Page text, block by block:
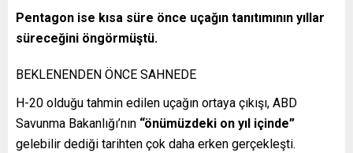
Pentagon ise kısa süre önce uçağın tanıtımının yıllar
süreceğini öngörmüştü.
BEKLENENDEN ÖNCE SAHNEDE
H-20 olduğu tahmin edilen uçağın ortaya çıkışı, ABD
Savunma Bakanlığı’nın “önümüzdeki on yıl içinde”
gelebilir dediği tarihten çok daha erken gerçekleşti.